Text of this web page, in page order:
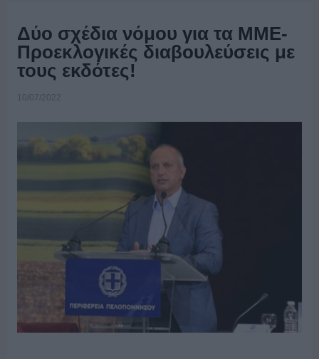
Δύο σχέδια νόμου για τα ΜΜΕ-
Προεκλογικές διαβουλεύσεις με
τους εκδότες!
10/07/2022